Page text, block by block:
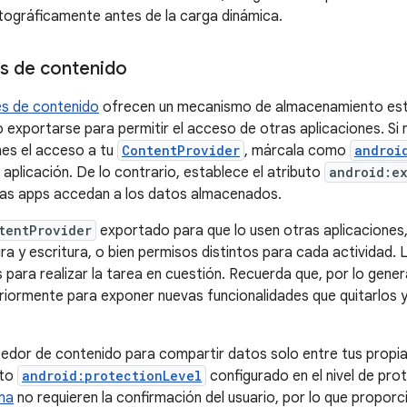
antes de la carga dinámica.
de contenido
de contenido ofrecen un mecanismo de almacenamiento
exportarse para permitir el acceso de otras aplicaciones.
el acceso a tu ContentProvider , márcala como
De lo contrario, establece el atributo
apps accedan a los datos almacenados.
exportado para que lo usen otras
y escritura, o bien permisos distintos para cada actividad.
para realizar la tarea en cuestión. Recuerda que, por lo
para exponer nuevas funcionalidades que quitarlos
de contenido para compartir datos solo entre tus
android:protectionLevel configurado en el nivel de
no requieren la confirmación del usuario, por lo que